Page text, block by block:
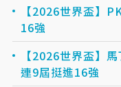
【2026世界盃】
16強
【2026世界盃】
連9屆挺進16強